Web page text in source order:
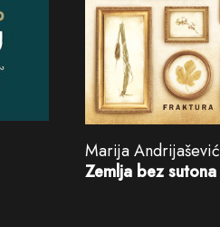
Marija Andrijašević
Zemlja bez sutona